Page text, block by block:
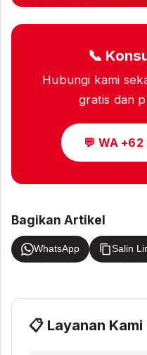
📞
Hubungi kami
gratis dan
💬 WA
Bagikan Artikel
WhatsApp Salin
📋 Layanan Kami